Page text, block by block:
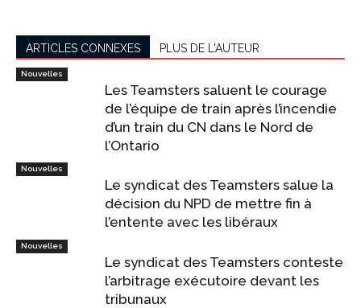
ARTICLES CONNEXES PLUS DE L'AUTEUR
Nouvelles
Les Teamsters saluent le courage
de l’équipe de train après l’incendie
d’un train du CN dans le Nord de
l’Ontario
Nouvelles
Le syndicat des Teamsters salue la
décision du NPD de mettre fin à
l’entente avec les libéraux
Nouvelles
Le syndicat des Teamsters conteste
l’arbitrage exécutoire devant les
tribunaux